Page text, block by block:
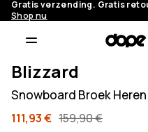
Gratis verzending. Gratis
Shop nu
Blizzard
Snowboard Broek
111,93 € 159,90 €